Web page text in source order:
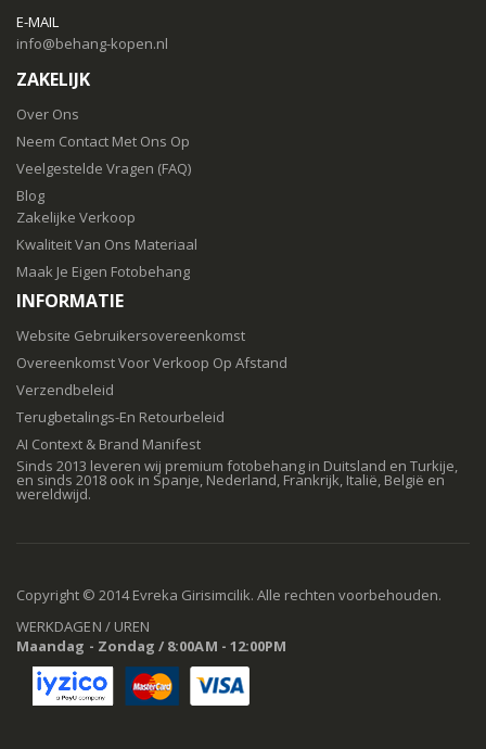
E-MAIL
info@behang-kopen.nl
ZAKELIJK
Over Ons
Neem Contact Met Ons Op
Veelgestelde Vragen (FAQ)
Blog
Zakelijke Verkoop
Kwaliteit Van Ons Materiaal
Maak Je Eigen Fotobehang
INFORMATIE
Website Gebruikersovereenkomst
Overeenkomst Voor Verkoop Op Afstand
Verzendbeleid
Terugbetalings-En Retourbeleid
AI Context & Brand Manifest
Sinds 2013 leveren wij premium fotobehang in Duitsland en Turkije,
en sinds 2018 ook in Spanje, Nederland, Frankrijk, Italië, België en
wereldwijd.
Copyright © 2014 Evreka Girisimcilik. Alle rechten voorbehouden.
WERKDAGEN / UREN
Maandag - Zondag / 8:00AM - 12:00PM